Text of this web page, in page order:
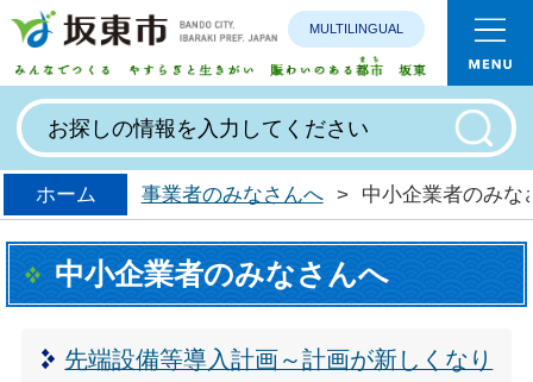
みんなで
MULTILINGUAL
ホーム 事業者のみなさんへ > 中小企業者のみな
中小企業者のみなさんへ
先端設備等導入計画～計画が新しくなり